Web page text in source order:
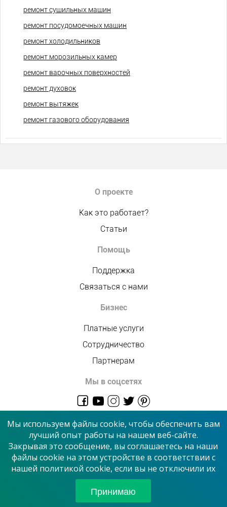
ремонт сушильных машин
ремонт посудомоечных машин
ремонт холодильников
ремонт морозильных камер
ремонт варочных поверхностей
ремонт духовок
ремонт вытяжек
ремонт газового оборудования
О проекте
Как это работает?
Статьи
Помощь
Поддержка
Связаться с нами
Бизнес
Платные услуги
Сотрудничество
Партнерам
Мы в соцсетях
© 2026 “Сервисный центр”
Принимаем к оплате
Мы используем файлы cookie, чтобы обеспечить вам
лучший опыт работы на нашем веб-сайте.
Закрывая это сообщение, вы соглашаетесь на наши
файлы cookie на этом устройстве в соответствии с
нашей политикой cookie, если вы не отключили их
Принимаю